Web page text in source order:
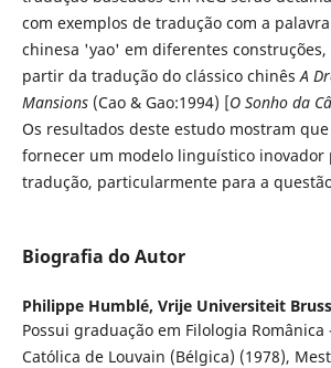
com exemplos de tradução com a
chinesa 'yao' em diferentes construções,
partir da tradução do clássico chinês A
Mansions(Cao & Gao:1994) [O Sonho da
Os resultados deste estudo mostram que
fornecer um modelo linguístico inovador
tradução, particularmente para a
Biografia do Autor
Philippe Humblé, Vrije Universiteit
Possui graduação em Filologia
Católica de Louvain (Bélgica) (1978),